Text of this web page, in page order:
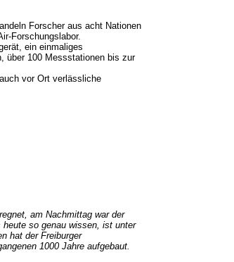
Forscher aus acht Nationen
Forschungslabor.
ein einmaliges
über 100 Messstationen bis zur
vor Ort verlässliche
am Nachmittag war der
so genau wissen, ist unter
hat der Freiburger
1000 Jahre aufgebaut.